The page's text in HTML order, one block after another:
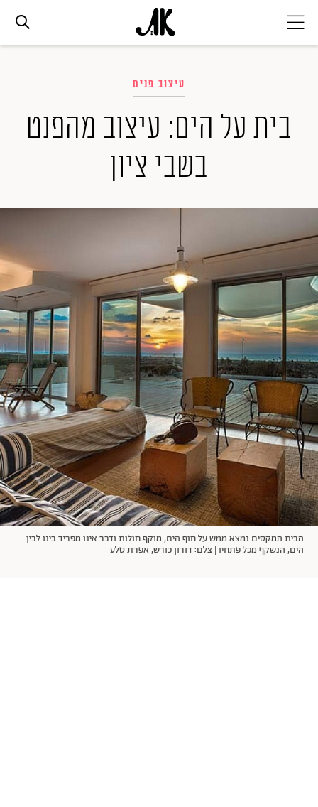
אופנה
ביוטי
ערוצים נוספים
המגזין
תרבות ופנאי
הפקות אופנה
עיצוב
בריאות
קריירה
יחסים
משפחה
חופש
תוכן מקודם
אודות
מי אנחנו
תנאי שימוש
מדיניות פרטיות
הצהרת נגישות
שירות לקוחות למנויים
כתבו לנו
© יובל סיגלר תקשורת בע"מ 2026
Designed, Developed and Powered byRGB Media
עיצוב פנים
בית על הים: עיצוב מהפנט
בשבי ציון
הבית המקסים נמצא ממש על חוף הים, מוקף חולות ודבר אינו מפריד בינו לבין
הים, הנשקף מכל פתחיו | צלם: דורון כורש, אפרת סלע